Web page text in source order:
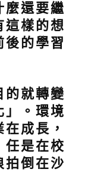
麼還要繼
這樣的想
後的學習
就轉變
」。環境
成長，
任是在校
拍倒在沙